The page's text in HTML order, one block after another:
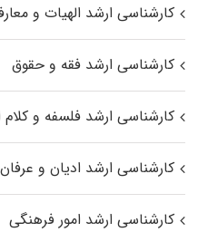
کارشناسی ارشد الهیات و
کارشناسی ارشد فقه و حقوق
کارشناسی ارشد فلسفه و کلام
کارشناسی ارشد ادیان و
کارشناسی ارشد امور فرهنگی